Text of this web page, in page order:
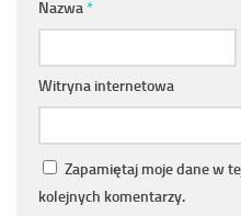
Nazwa*
Witryna internetowa
Zapamiętaj moje dane w
kolejnych komentarzy.